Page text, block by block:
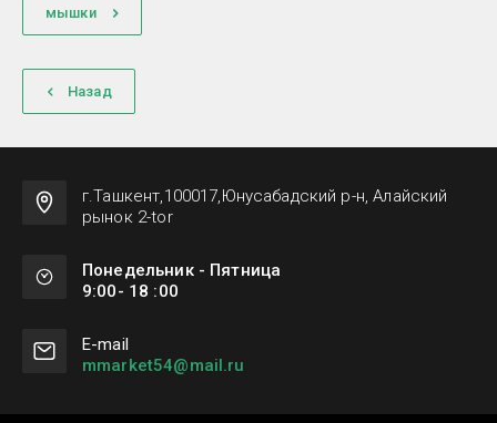
мышки
Назад
г.Ташкент,100017,Юнусабадский р-н, Алайский
рынок 2-tor
Понедельник - Пятница
9:00- 18 :00
Е-mail
mmarket54@mail.ru